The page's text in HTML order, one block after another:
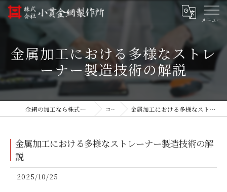
金属加工における多様なストレ
ーナー製造技術の解説
金網の加工なら株式会社小貫金網製作所 コラム 金属加工における多様なストレーナー製造技術の解説
金属加工における多様なストレーナー製造技術の解
説
2025/10/25